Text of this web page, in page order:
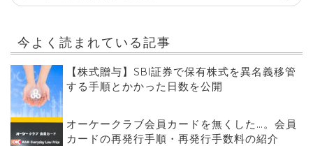
今よく読まれている記事
【株式贈与】SBI証券で保有株式を異名義移管
する手順とかかった日数を公開
オーケークラブ会員カードを無くした…。会員
カードの再発行手順・再発行手数料の紹介